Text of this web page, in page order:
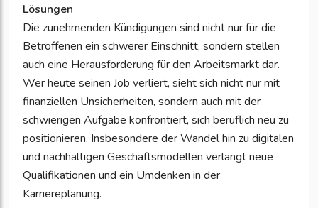
Lösungen
Die zunehmenden Kündigungen sind nicht nur für die
Betroffenen ein schwerer Einschnitt, sondern stellen
auch eine Herausforderung für den Arbeitsmarkt dar.
Wer heute seinen Job verliert, sieht sich nicht nur mit
finanziellen Unsicherheiten, sondern auch mit der
schwierigen Aufgabe konfrontiert, sich beruflich neu zu
positionieren. Insbesondere der Wandel hin zu digitalen
und nachhaltigen Geschäftsmodellen verlangt neue
Qualifikationen und ein Umdenken in der
Karriereplanung.